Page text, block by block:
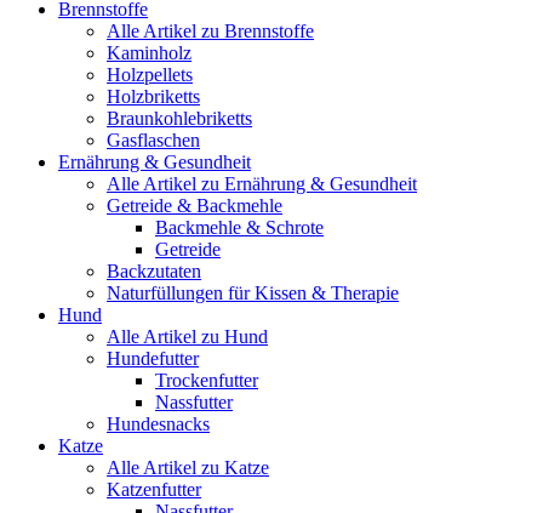
Brennstoffe
Alle Artikel zu Brennstoffe
Kaminholz
Holzpellets
Holzbriketts
Braunkohlebriketts
Gasflaschen
Ernährung & Gesundheit
Alle Artikel zu Ernährung & Gesundheit
Getreide & Backmehle
Backmehle & Schrote
Getreide
Backzutaten
Naturfüllungen für Kissen & Therapie
Hund
Alle Artikel zu Hund
Hundefutter
Trockenfutter
Nassfutter
Hundesnacks
Katze
Alle Artikel zu Katze
Katzenfutter